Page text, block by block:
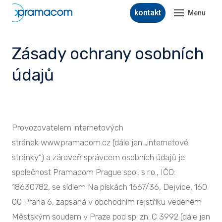
Menu
kontakt
Zásady ochrany osobních
údajů
Provozovatelem internetových
stránek www.pramacom.cz (dále jen „internetové
stránky“) a zároveň správcem osobních údajů je
společnost Pramacom Prague spol. s r.o., IČO:
18630782, se sídlem Na pískách 1667/36, Dejvice, 160
00 Praha 6, zapsaná v obchodním rejstříku vedeném
Městským soudem v Praze pod sp. zn. C 3992 (dále jen